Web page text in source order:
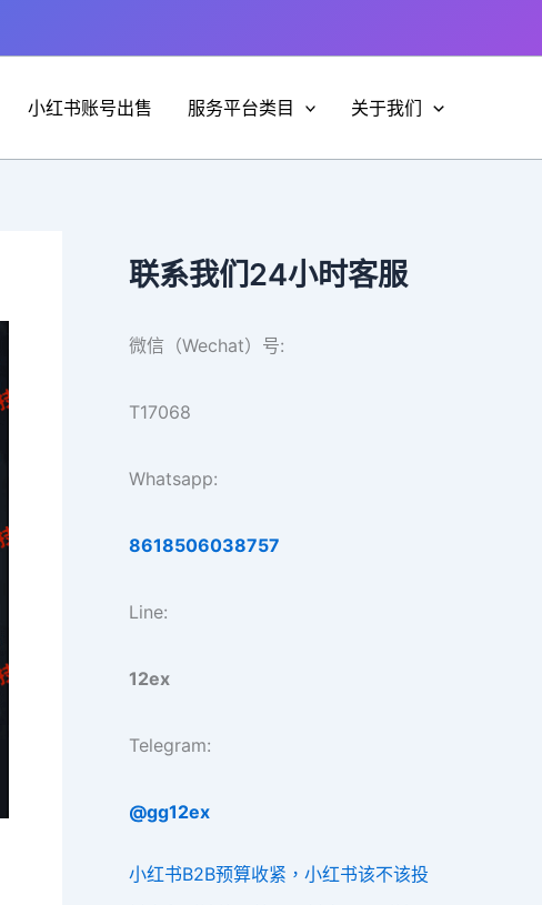
小红书账号出售 服务平台类目 关于我们
联系我们24小时客服
微信（Wechat）号:
T17068
Whatsapp:
8618506038757
Line:
12ex
Telegram:
@gg12ex
小红书B2B预算收紧，小红书该不该投